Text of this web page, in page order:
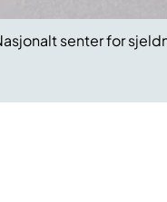
senter for